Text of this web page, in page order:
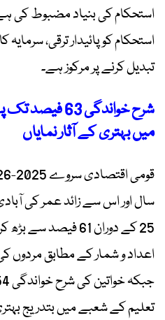
استحکام کی بنیاد مضبوط کی
استحکام کو پائیدار ترقی، سرمایہ
تبدیل کرنے پر مرکوز ہے۔
شرح خواندگی
میں بہتری کے آثار نمایاں
تعلیم کے شعبے میں بتدریج